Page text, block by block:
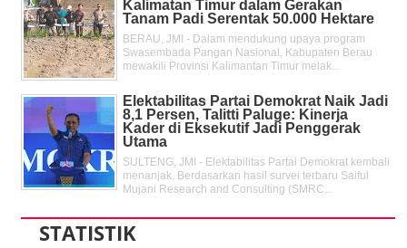
Kalimatan Timur dalam Gerakan
Tanam Padi Serentak 50.000 Hektare
BERAU, JMI - Dalam mendukung upaya program
Swasembada Pangan Nasional, Kabupaten Berau
mewakili Provinsi Kalimantan Timur melak...
Elektabilitas Partai Demokrat Naik Jadi
8,1 Persen, Talitti Paluge: Kinerja
Kader di Eksekutif Jadi Penggerak
Utama
SULTENG, JMI - Elektabilitas Partai Demokrat kembali
menanjak. Berdasarkan hasil survei terbaru Saiful
Mujani Research and Consulting (SMRC...
STATISTIK